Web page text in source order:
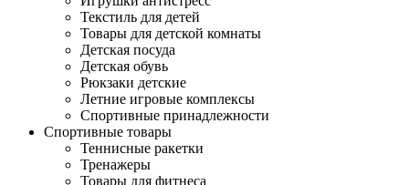
Текстиль для детей
Товары для детской комнаты
Детская посуда
Детская обувь
Рюкзаки детские
Летние игровые комплексы
Спортивные принадлежности
Спортивные товары
Теннисные ракетки
Тренажеры
Товары для фитнеса